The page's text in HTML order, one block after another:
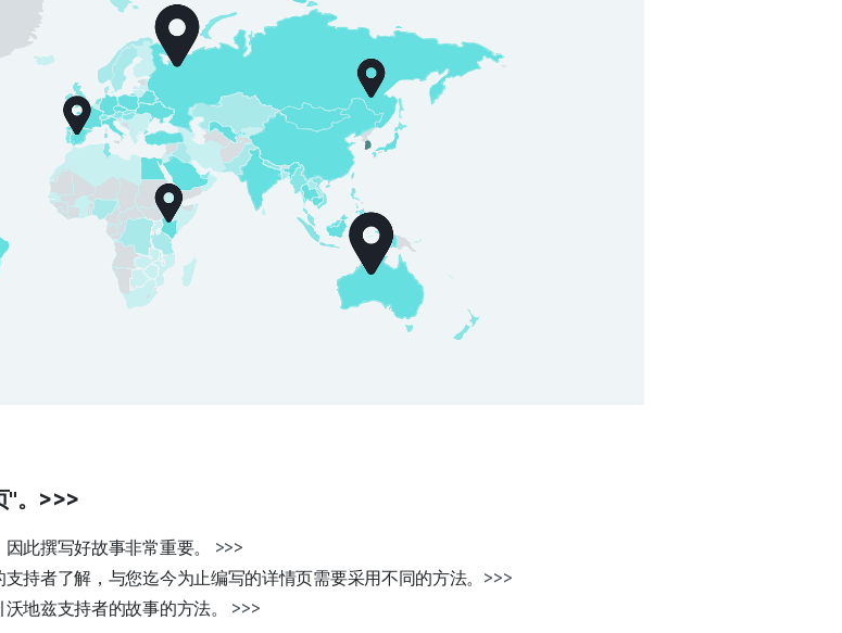
。 >>>
此撰写好故事非常重要。 >>>
持者了解，与您迄今为止编写的详情页需要采用不同的方法。 >>>
地兹支持者的故事的方法。 >>>